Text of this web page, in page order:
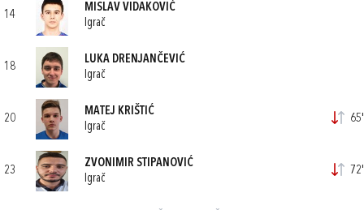
14
MISLAV VIDAKOVIĆ
Igrač
18
LUKA DRENJANČEVIĆ
Igrač
20
MATEJ KRIŠTIĆ
Igrač
65'
23
ZVONIMIR STIPANOVIĆ
Igrač
72'